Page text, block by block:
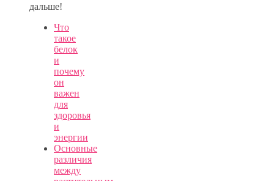
дальше!
Что
такое
белок
и
почему
он
важен
для
здоровья
и
энергии
Основные
различия
между